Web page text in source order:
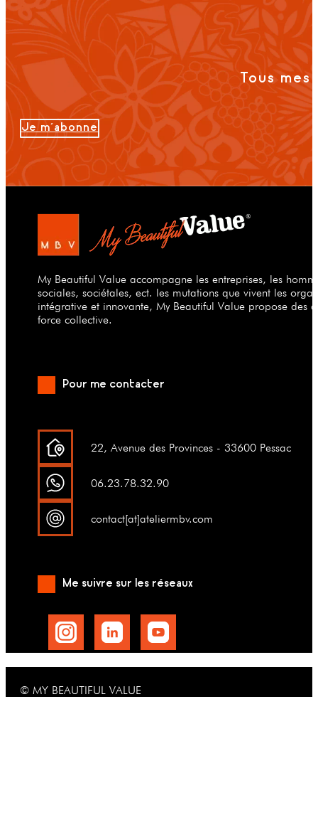
Tous
Je m'abonne
My Beautiful Value accompagne les entreprises, les
sociales, sociétales, ect. les mutations que vivent les
intégrative et innovante, My Beautiful Value propose des
force collective.
Pour me contacter
22, Avenue des Provinces - 33600 Pessac
06.23.78.32.90
contact[at]ateliermbv.com
Me suivre sur les réseaux
© MY BEAUTIFUL VALUE